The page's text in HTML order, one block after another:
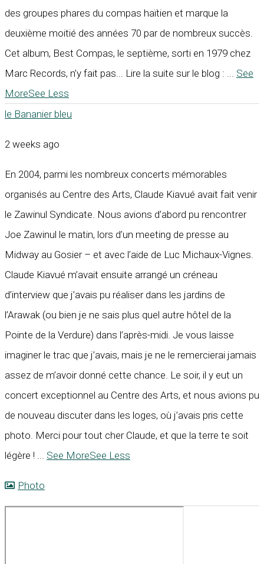
des groupes phares du compas haïtien et marque la
deuxième moitié des années 70 par de nombreux succès.
Cet album, Best Compas, le septième, sorti en 1979 chez
Marc Records, n’y fait pas... Lire la suite sur le blog : ... See
MoreSee Less
le Bananier bleu
2 weeks ago
En 2004, parmi les nombreux concerts mémorables
organisés au Centre des Arts, Claude Kiavué avait fait venir
le Zawinul Syndicate. Nous avions d’abord pu rencontrer
Joe Zawinul le matin, lors d’un meeting de presse au
Midway au Gosier – et avec l’aide de Luc Michaux-Vignes.
Claude Kiavué m’avait ensuite arrangé un créneau
d’interview que j’avais pu réaliser dans les jardins de
l’Arawak (ou bien je ne sais plus quel autre hôtel de la
Pointe de la Verdure) dans l’après-midi. Je vous laisse
imaginer le trac que j’avais, mais je ne le remercierai jamais
assez de m’avoir donné cette chance. Le soir, il y eut un
concert exceptionnel au Centre des Arts, et nous avions pu
de nouveau discuter dans les loges, où j’avais pris cette
photo. Merci pour tout cher Claude, et que la terre te soit
légère ! ... See MoreSee Less
Photo